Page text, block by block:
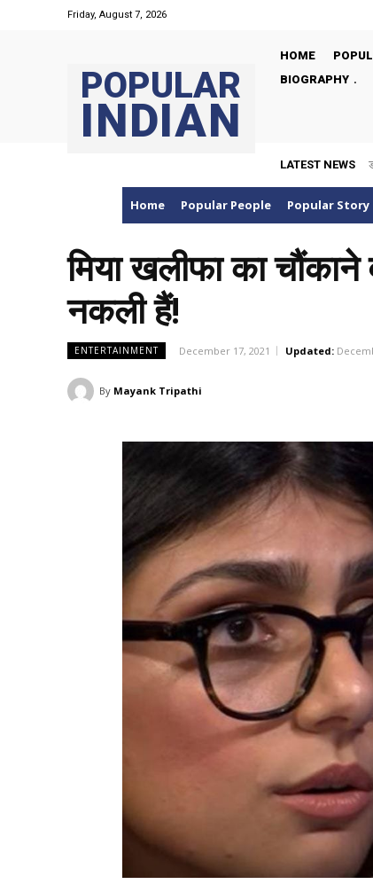
Friday, August 7, 2026
POPULAR
INDIAN
HOME
BIOGRAPHY
LATEST NEWS
Home Popular People Popular Story
मिया खलीफा का
नकली हैं!
ENTERTAINMENT December 17, 2021 Updated:
By Mayank Tripathi